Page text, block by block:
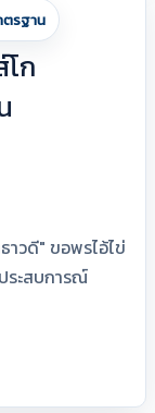
รฐาน
ก
วดี" ขอพรไอ้ไข่
ระสบการณ์